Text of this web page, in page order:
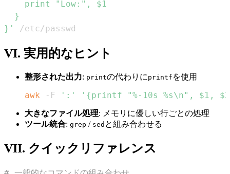
}'
/etc/passwd
VI. 実用的なヒント
整形された出力: printの代わりに printf を使用
awk -F ':' '{printf "%-10s %s\n", $1,
大きなファイル処理: メモリに優しい行ごとの処理
ツール統合: grep / sed と組み合わせる
VII. クイックリファレンス